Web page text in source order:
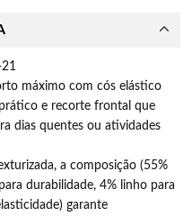
máximo com cós elástico
e recorte frontal que
dias quentes ou atividades
a composição (55%
durabilidade, 4% linho para
garante